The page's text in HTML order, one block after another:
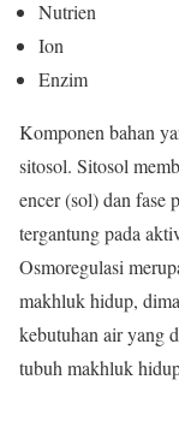
Nutrien
Ion
Enzim
Komponen bahan
sitosol. Sitosol
encer (sol) dan fase
tergantung pada
Osmoregulasi
makhluk hidup,
kebutuhan air yang
tubuh makhluk